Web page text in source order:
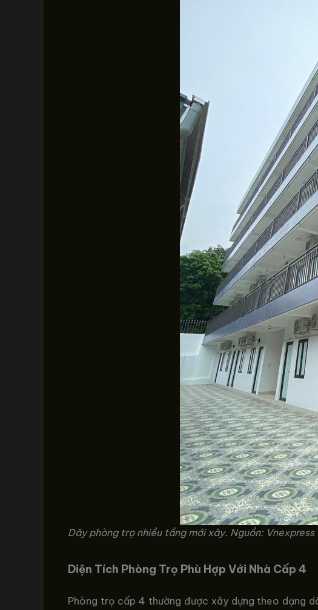
Dãy phòng trọ nhiều tầng mới xây. Nguồn: Vnexpress
Diện Tích Phòng Trọ Phù Hợp Với Nhà Cấp 4
Phòng trọ cấp 4 thường được xây dựng theo dạng